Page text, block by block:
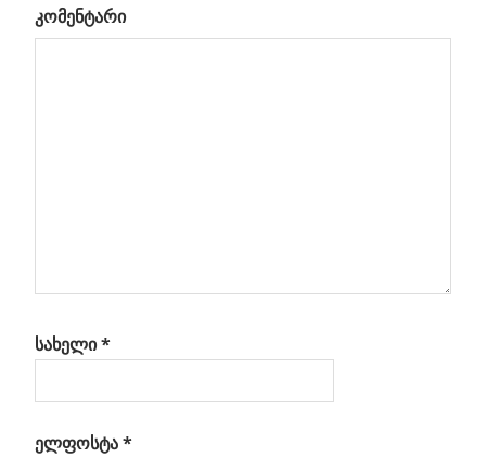
კომენტარი
სახელი*
ელფოსტა*